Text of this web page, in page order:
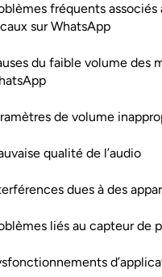
fréquents associés
sur WhatsApp
du faible volume des
de volume
qualité de l’audio
dues à des
liés au capteur de